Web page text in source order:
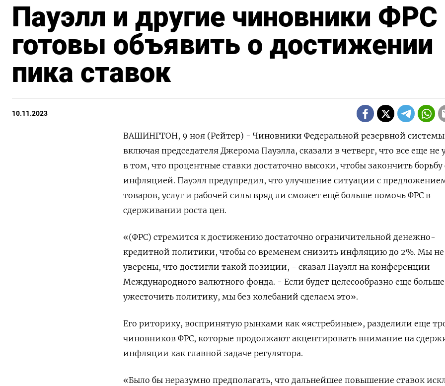
Пауэлл и другие чиновники ФРС
готовы объявить о достижении
пика ставок
10.11.2023
ВАШИНГТОН, 9 ноя (Рейтер) - Чиновники Федеральной резервной
включая председателя Джерома Пауэлла, сказали в четверг, что все еще не
в том, что процентные ставки достаточно высоки, чтобы закончить борьбу
инфляцией. Пауэлл предупредил, что улучшение ситуации с
товаров, услуг и рабочей силы вряд ли сможет ещё больше помочь ФРС в
сдерживании роста цен.
«(ФРС) стремится к достижению достаточно ограничительной денежно-
кредитной политики, чтобы со временем снизить инфляцию до 2%. Мы не
уверены, что достигли такой позиции, - сказал Пауэлл на конференции
Международного валютного фонда. - Если будет целесообразно еще больше
ужесточить политику, мы без колебаний сделаем это».
Его риторику, воспринятую рынками как «ястребиные», разделили еще
чиновников ФРС, которые продолжают акцентировать внимание на
инфляции как главной задаче регулятора.
«Было бы неразумно предполагать, что дальнейшее повышение ставок